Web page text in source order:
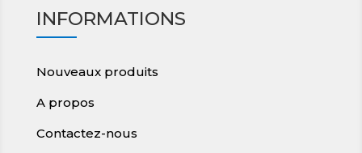
INFORMATIONS
Nouveaux produits
A propos
Contactez-nous